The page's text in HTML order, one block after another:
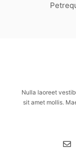
Nulla laoreet
sit amet mollis.